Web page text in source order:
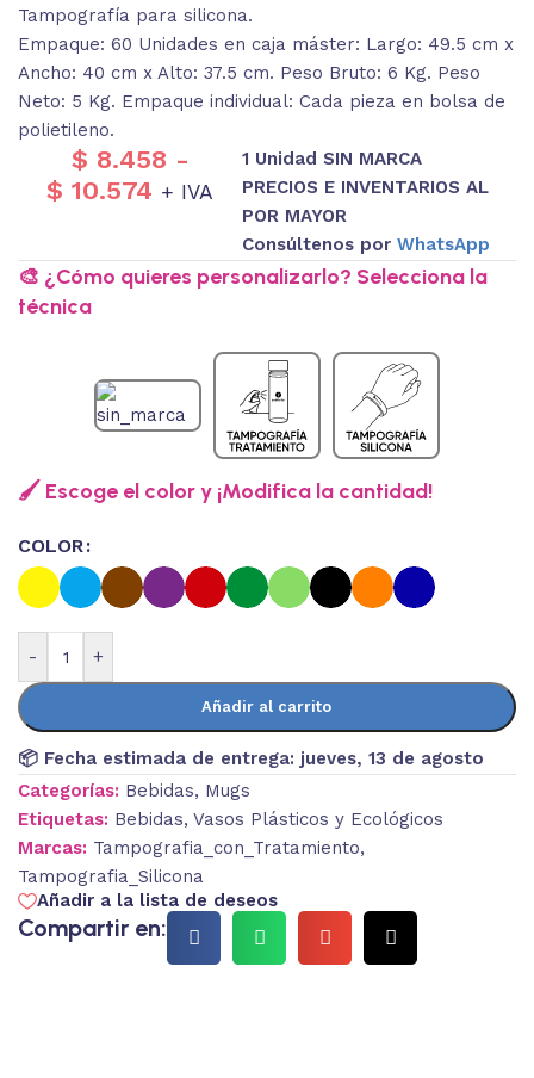
Tampografía para silicona.
Empaque: 60 Unidades en caja máster: Largo: 49.5 cm x
Ancho: 40 cm x Alto: 37.5 cm. Peso Bruto: 6 Kg. Peso
Neto: 5 Kg. Empaque individual: Cada pieza en bolsa de
polietileno.
$ 8.458 -
$ 10.574 + IVA
1 Unidad SIN MARCA
PRECIOS E INVENTARIOS AL
POR MAYOR
Consúltenos porWhatsApp
🎨 ¿Cómo quieres personalizarlo? Selecciona la
técnica
🖌️ Escoge el color y ¡Modifica la cantidad!
COLOR
- +
Añadir al carrito
📦 Fecha estimada de entrega: jueves, 13 de agosto
Categorías: Bebidas, Mugs
Etiquetas: Bebidas, Vasos Plásticos y Ecológicos
Marcas: Tampografia_con_Tratamiento,
Tampografia_Silicona
Añadir a la lista de deseos
Compartir en: